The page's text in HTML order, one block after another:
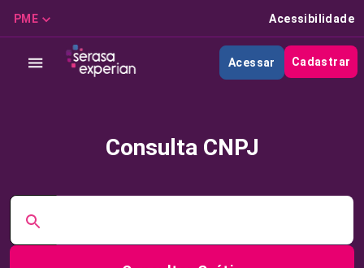
PME Acessibilidade
Acessar Cadastrar
Consulta CNPJ